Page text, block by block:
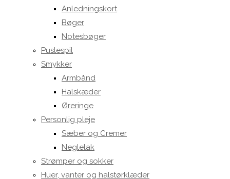
Anledningskort
Bøger
Notesbøger
Puslespil
Smykker
Armbånd
Halskæder
Øreringe
Personlig pleje
Sæber og Cremer
Neglelak
Strømper og sokker
Huer, vanter og halstørklæder